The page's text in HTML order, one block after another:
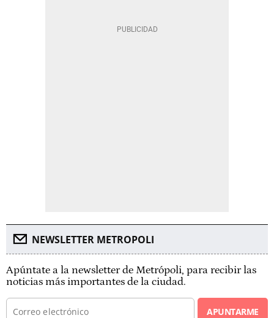
NEWSLETTER METROPOLI
Apúntate a la newsletter de Metrópoli, para recibir las
noticias más importantes de la ciudad.
APUNTARME